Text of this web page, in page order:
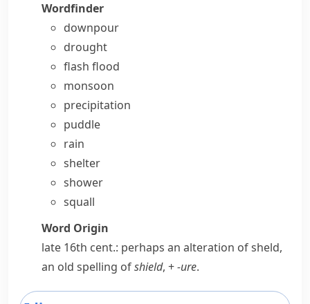
Wordfinder
downpour
drought
flash flood
monsoon
precipitation
puddle
rain
shelter
shower
squall
Word Origin
late 16th cent.: perhaps an alteration ofsheld,
an old spelling ofshield, +-ure.